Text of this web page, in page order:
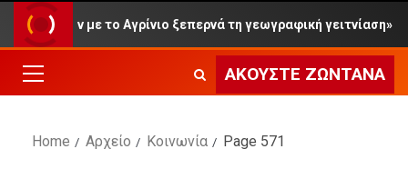
το Αγρίνιο ξεπερνά τη γεωγραφική γειτνίαση»
ΑΚΟΎΣΤΕ ΖΩΝΤΑΝΆ
Home Αρχείο Κοινωνία Page 571